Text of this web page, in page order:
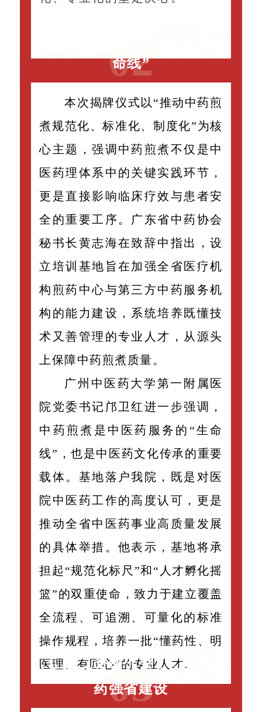
02
以规范化培训筑牢中药服务“生
命线”
本次揭牌仪式以“推动中药煎
煮规范化、标准化、制度化”为核
心主题，强调中药煎煮不仅是中
医药理体系中的关键实践环节，
更是直接影响临床疗效与患者安
全的重要工序。广东省中药协会
秘书长黄志海在致辞中指出，设
立培训基地旨在加强全省医疗机
构煎药中心与第三方中药服务机
构的能力建设，系统培养既懂技
术又善管理的专业人才，从源头
上保障中药煎煮质量。
广州中医药大学第一附属医
院党委书记邝卫红进一步强调，
中药煎煮是中医药服务的“生命
线”，也是中医药文化传承的重要
载体。基地落户我院，既是对医
院中医药工作的高度认可，更是
推动全省中医药事业高质量发展
的具体举措。他表示，基地将承
担起“规范化标尺”和“人才孵化摇
篮”的双重使命，致力于建立覆盖
全流程、可追溯、可量化的标准
操作规程，培养一批“懂药性、明
医理、有匠心”的专业人才。
03
意义深远：
响应国家号召，服务广东中医
药强省建设